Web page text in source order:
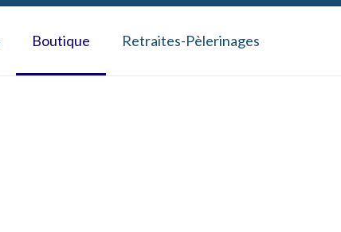
Boutique Retraites-Pèlerinages